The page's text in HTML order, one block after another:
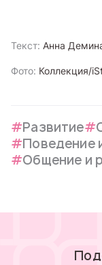
Текст: Анна
Фото: Коллекция/
Развитие
Поведение
Общение и